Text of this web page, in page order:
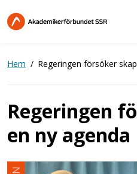
till
Hem Regeringen försöker
Regeringen
en ny agenda